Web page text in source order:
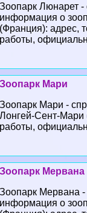
Зоопарк Люнарет -
информация о
(Франция): адрес,
работы,
Зоопарк Мари
Зоопарк Мари -
Лонгeй-Сент-Мари
работы,
Зоопарк Мервана
Зоопарк Мервана -
информация о